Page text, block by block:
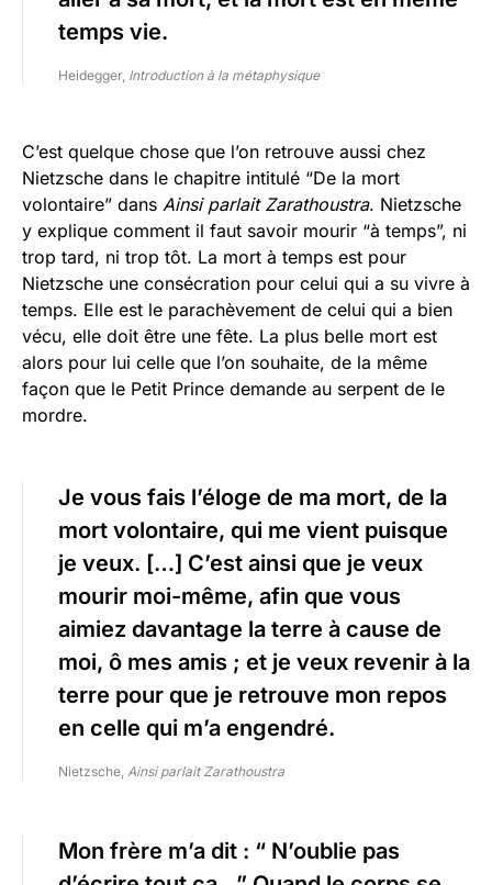
temps vie.
Heidegger, Introduction à la métaphysique
C’est quelque chose que l’on retrouve aussi chez
Nietzsche dans le chapitre intitulé “De la mort
volontaire” dans Ainsi parlait Zarathoustra. Nietzsche
y explique comment il faut savoir mourir “à temps”, ni
trop tard, ni trop tôt. La mort à temps est pour
Nietzsche une consécration pour celui qui a su vivre à
temps. Elle est le parachèvement de celui qui a bien
vécu, elle doit être une fête. La plus belle mort est
alors pour lui celle que l’on souhaite, de la même
façon que le Petit Prince demande au serpent de le
mordre.
Je vous fais l’éloge de ma mort, de la
mort volontaire, qui me vient puisque
je veux. […] C’est ainsi que je veux
mourir moi-même, afin que vous
aimiez davantage la terre à cause de
moi, ô mes amis ; et je veux revenir à la
terre pour que je retrouve mon repos
en celle qui m’a engendré.
Nietzsche, Ainsi parlait Zarathoustra
Mon frère m’a dit : “ N’oublie pas